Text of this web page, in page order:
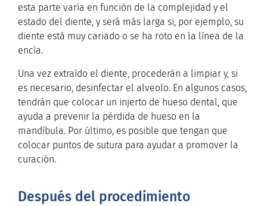
esta parte varía en función de la complejidad y el
estado del diente, y será más larga si, por ejemplo, su
diente está muy cariado o se ha roto en la línea de la
encía.
Una vez extraído el diente, procederán a limpiar y, si
es necesario, desinfectar el alveolo. En algunos casos,
tendrán que colocar un injerto de hueso dental, que
ayuda a prevenir la pérdida de hueso en la
mandíbula. Por último, es posible que tengan que
colocar puntos de sutura para ayudar a promover la
curación.
Después del procedimiento